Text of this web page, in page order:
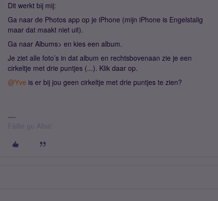
Dit werkt bij mij:
Ga naar de Photos app op je iPhone (mijn iPhone is Engelstalig
maar dat maakt niet uit).
Ga naar Albums> en kies een album.
Je ziet alle foto’s in dat album en rechtsbovenaan zie je een
cirkeltje met drie puntjes (...). Klik daar op.
@Yve is er bij jou geen cirkeltje met drie puntjes te zien?
Fàilte gu Alba!